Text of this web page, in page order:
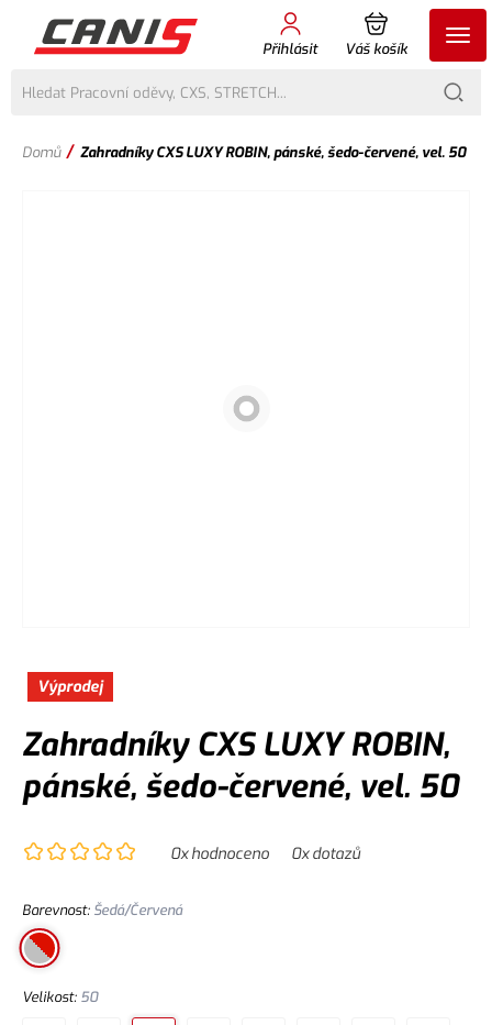
Přihlásit Váš košík
Domů / Zahradníky CXS LUXY ROBIN, pánské, šedo-červené, vel. 50
Výprodej
Zahradníky CXS LUXY ROBIN,
pánské, šedo-červené, vel. 50
0x hodnoceno 0x dotazů
Barevnost: Šedá/Červená
Velikost: 50